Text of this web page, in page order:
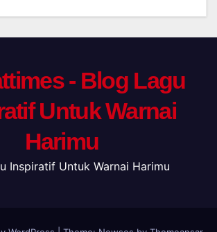
- Blog Lagu
Untuk Warnai
Harimu
Inspiratif Untuk Warnai Harimu